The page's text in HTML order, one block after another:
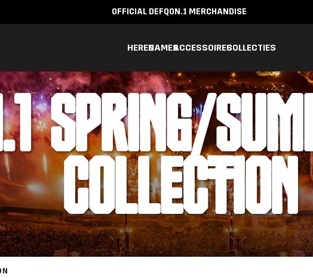
OFFICIAL DEFQON.1 MERCHANDISE
HERENDAMESACCESSOIRESCOLLECTIES
SPRING/
COLLECTION